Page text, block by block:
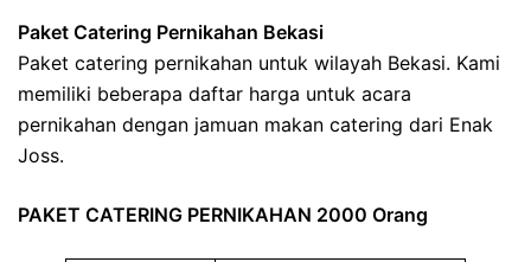
Paket Catering Pernikahan Bekasi
Paket catering pernikahan untuk wilayah Bekasi. Kami
memiliki beberapa daftar harga untuk acara
pernikahan dengan jamuan makan catering dari Enak
Joss.
PAKET CATERING PERNIKAHAN 2000 Orang